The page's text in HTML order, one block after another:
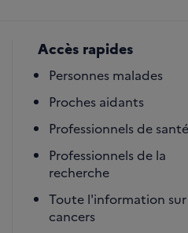
Accès rapides
Personnes malades
Proches aidants
Professionnels de santé
Professionnels de la
recherche
Toute l'information sur
cancers